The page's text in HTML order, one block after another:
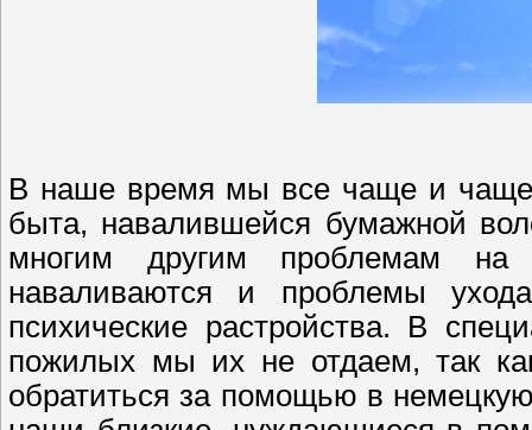
В наше время мы все чаще и чаще
быта, навалившейся бумажной
многим другим проблемам
наваливаются и проблемы
психические растройства. В
пожилых мы их не отдаем, так
обратиться за помощью в